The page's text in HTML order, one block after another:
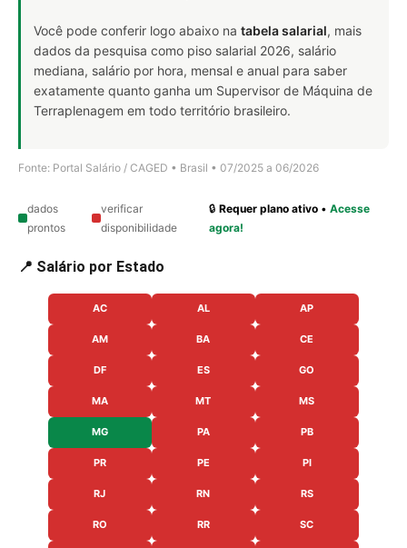
Você pode conferir logo abaixo na tabela salarial, mais
dados da pesquisa como piso salarial 2026, salário
mediana, salário por hora, mensal e anual para saber
exatamente quanto ganha um Supervisor de Máquina de
Terraplenagem em todo território brasileiro.
Fonte: Portal Salário / CAGED • Brasil • 07/2025 a 06/2026
dados
prontos
verificar
disponibilidade
🔒Requer plano ativo •Acesse
agora!
📍 Salário por Estado
AC AL AP
AM BA CE
DF ES GO
MA MT MS
MG PA PB
PR PE PI
RJ RN RS
RO RR SC